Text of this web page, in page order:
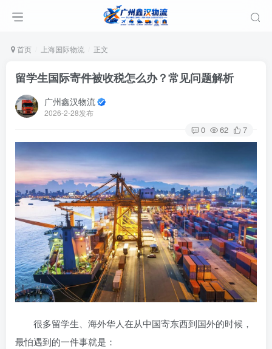
首页 上海国际物流 正文
留学生国际寄件被收税怎么办？常见问题解析
广州鑫汉物流
2026-2-28发布
0 62 7
很多留学生、海外华人在从中国寄东西到国外的时候，
最怕遇到的一件事就是：